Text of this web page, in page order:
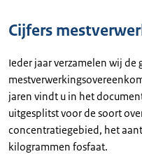
Cijfers
Ieder jaar verzamelen wij de
jaren vindt u in het
uitgesplitst voor de soort
concentratiegebied, het
kilogrammen fosfaat.